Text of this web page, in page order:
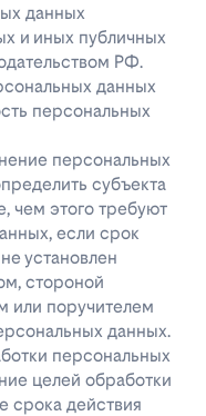
данных
и иных публичных
РФ.
данных
персональных
персональных
субъекта
чем этого требуют
если срок
установлен
стороной
или поручителем
данных.
персональных
целей обработки
срока действия